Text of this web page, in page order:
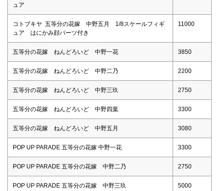
ュア
コトブキヤ 五等分の花嫁 中野五月 1/8スケールフィギ
ュア はにかみ顔パーツ付き
11000
五等分の花嫁 ねんどろいど 中野一花 3850
五等分の花嫁 ねんどろいど 中野二乃 2200
五等分の花嫁 ねんどろいど 中野三玖 2750
五等分の花嫁 ねんどろいど 中野四葉 3300
五等分の花嫁 ねんどろいど 中野五月 3080
POP UP PARADE 五等分の花嫁 中野一花 3300
POP UP PARADE 五等分の花嫁 中野二乃 2750
POP UP PARADE 五等分の花嫁 中野三玖 5000